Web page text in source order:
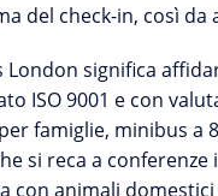
del check-in, così da
London significa
ISO 9001 e con
famiglie, minibus
si reca a conferenze
con animali